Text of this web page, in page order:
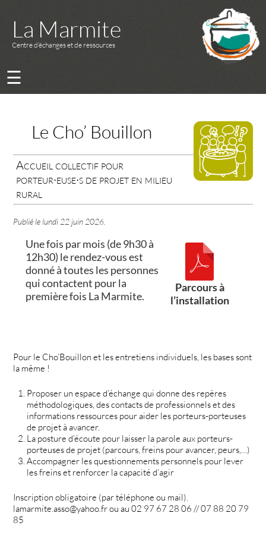
La Marmite
Centre d’échanges et de ressources
☰
Le Cho’ Bouillon
Accueil collectif pour
porteur·euse·s de projet en milieu
rural
Publié le lundi 22 juin 2026
Parcours à
l’installation
Une fois par mois (de 9h30 à
12h30) le rendez-vous est
donné à toutes les personnes
qui contactent pour la
première fois La Marmite.
Pour le Cho’Bouillon et les entretiens individuels, les bases sont
la même !
Proposer un espace d’échange qui donne des repères
méthodologiques, des contacts de professionnels et des
informations ressources pour aider les porteurs-porteuses
de projet à avancer.
La posture d’écoute pour laisser la parole aux porteurs-
porteuses de projet (parcours, freins pour avancer, peurs,…)
Accompagner les questionnements personnels pour lever
les freins et renforcer la capacité d’agir
Inscription obligatoire (par téléphone ou mail).
lamarmite.asso@yahoo.fr ou au 02 97 67 28 06 // 07 88 20 79
85